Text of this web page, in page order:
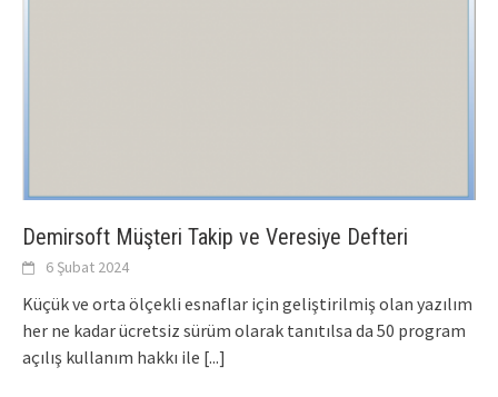
Demirsoft Müşteri Takip ve Veresiye Defteri
6 Şubat 2024
Küçük ve orta ölçekli esnaflar için geliştirilmiş olan yazılım
her ne kadar ücretsiz sürüm olarak tanıtılsa da 50 program
açılış kullanım hakkı ile [...]